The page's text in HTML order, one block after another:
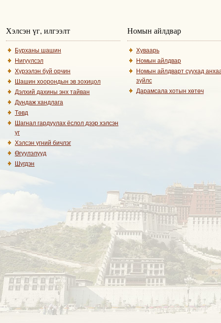
Хэлсэн үг, илгээлт
Бурханы шашин
Нигүүлсэл
Хүрээлэн буй орчин
Шашин хоорондын эв зохицол
Дэлхий дахины энх тайван
Дундаж хандлага
Төвд
Шагнал гардуулах ёслол дээр хэлсэн
үг
Хэлсэн үгний бичлэг
Өгүүлэлүүд
Шүгдэн
Номын айлдвар
Хуваарь
Номын айлдвар
Номын айлдварт суухад
зүйлс
Дарамсала хотын хөтөч